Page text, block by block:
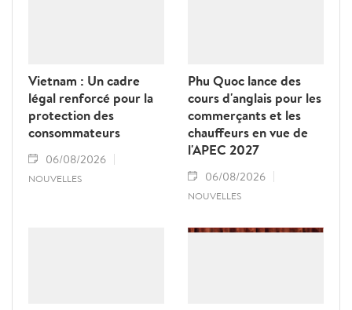
Vietnam : Un cadre
légal renforcé pour la
protection des
consommateurs
06/08/2026
NOUVELLES
Phu Quoc lance des
cours d'anglais pour les
commerçants et les
chauffeurs en vue de
l'APEC 2027
06/08/2026
NOUVELLES